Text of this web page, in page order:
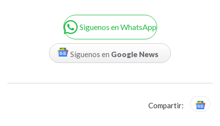
Siguenos en WhatsApp
Síguenos en Google News
Compartir: